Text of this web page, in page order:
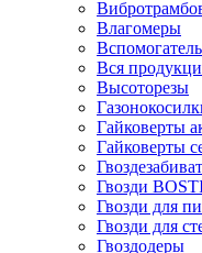
Влагомеры
Вся
Высоторезы
Гайковерты
Гайковерты
Гвозди
Гвозди для
Гвозди для
Гвоздодеры